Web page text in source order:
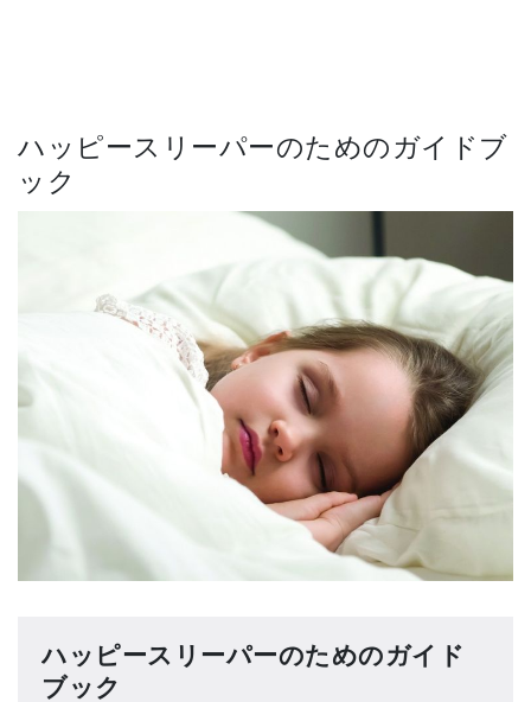
ハッピースリーパーのためのガイドブ
ック
ハッピースリーパーのためのガイド
ブック